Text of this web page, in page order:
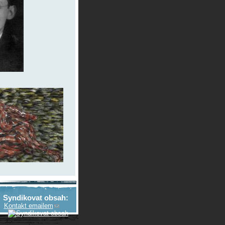
Syndikovat obsah:
Kontakt emailem